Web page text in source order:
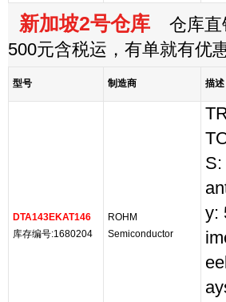
新加坡2号仓库 仓库直
500元含税运，有单就有优
型号 制造商 描述
DTA143EKAT146
库存编号:1680204
ROHM
Semiconductor
S:
y: